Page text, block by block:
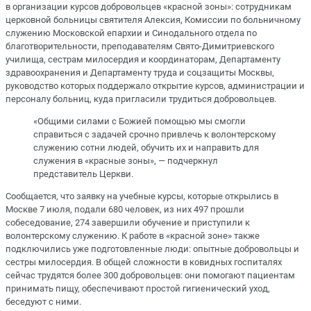
в организации курсов добровольцев «красной зоны»: сотрудникам
церковной больницы святителя Алексия, Комиссии по больничному
служению Московской епархии и Синодального отдела по
благотворительности, преподавателям Свято-Димитриевского
училища, сестрам милосердия и координаторам, Департаменту
здравоохранения и Департаменту труда и соцзащиты Москвы,
руководство которых поддержало открытие курсов, администрации и
персоналу больниц, куда пригласили трудиться добровольцев.
«Общими силами с Божией помощью мы смогли
справиться с задачей срочно привлечь к волонтерскому
служению сотни людей, обучить их и направить для
служения в «красные зоны», — подчеркнул
представитель Церкви.
Сообщается, что заявку на учебные курсы, которые открылись в
Москве 7 июля, подали 680 человек, из них 497 прошли
собеседование, 274 завершили обучение и приступили к
волонтерскому служению. К работе в «красной зоне» также
подключились уже подготовленные люди: опытные добровольцы и
сестры милосердия. В общей сложности в ковидных госпиталях
сейчас трудятся более 300 добровольцев: они помогают пациентам
принимать пищу, обеспечивают простой гигиенический уход,
беседуют с ними.